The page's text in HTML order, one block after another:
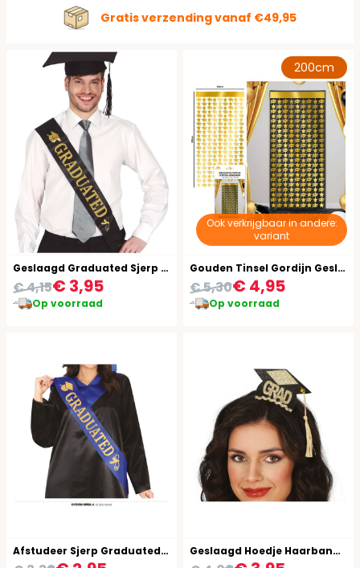
Gratis verzending vanaf €49,95
Geslaagd Graduated Sjerp Zwart Goud
€ 3,95
€ 4,15
Op voorraad
Ook verkrijgbaar in andere:
variant
200cm
Gouden Tinsel Gordijn Geslaagd
€ 4,95
€ 5,30
Op voorraad
Afstudeer Sjerp Graduated Blauw Geslaagd Hoedje Haarband Zwart Goud